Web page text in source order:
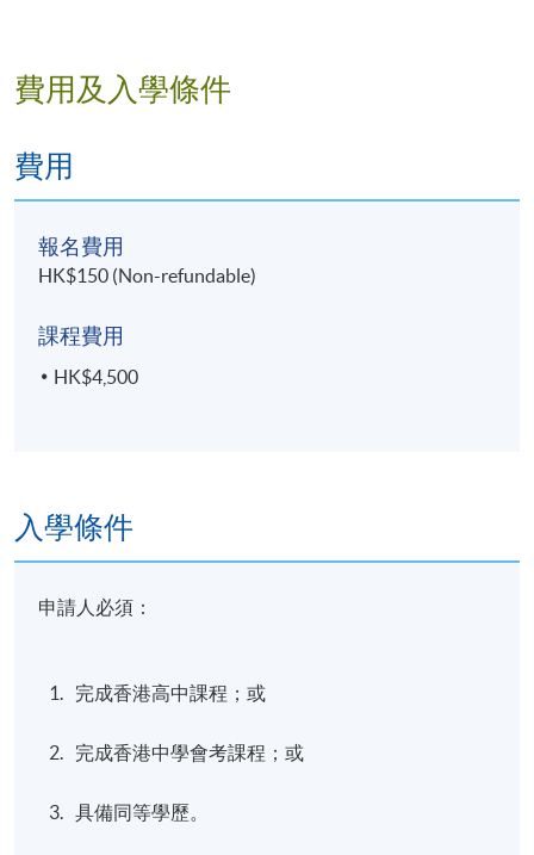
費用及入學條件
費用
報名費用
HK$150 (Non-refundable)
課程費用
HK$4,500
入學條件
申請人必須：
完成香港高中課程；或
完成香港中學會考課程；或
具備同等學歷。